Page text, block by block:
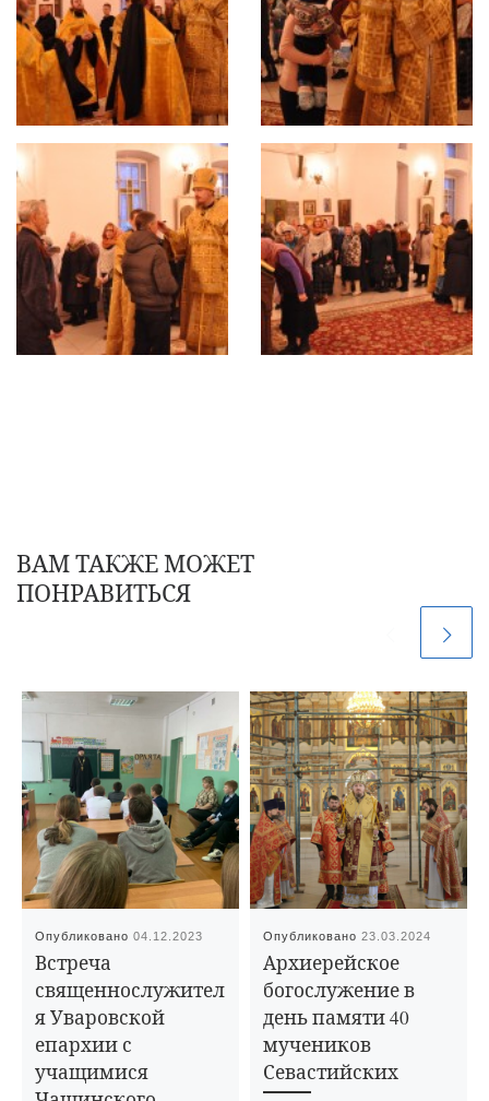
ВАМ ТАКЖЕ МОЖЕТ
ПОНРАВИТЬСЯ
Опубликовано04.12.2023
Встреча
священнослужител
я Уваровской
епархии с
учащимися
Опубликовано23.03.2024
Архиерейское
богослужение в
день памяти 40
мучеников
Севастийских